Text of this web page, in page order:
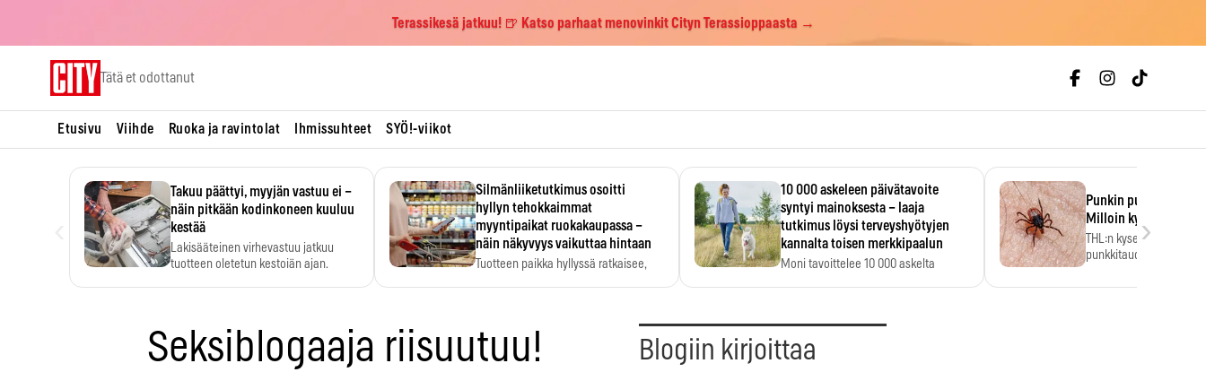
Terassikesä jatkuu! 🍺 Katso parhaat menovinkit Cityn Terassioppaasta →
Tätä et odottanut
Etusivu Viihde Ruoka ja ravintolat Ihmissuhteet SYÖ!-viikot
Takuu päättyi, myyjän vastuu ei –
näin pitkään kodinkoneen kuuluu
kestää
Lakisääteinen virhevastuu jatkuu
tuotteen oletetun kestoiän ajan.
Silmänliiketutkimus osoitti
hyllyn tehokkaimmat
myyntipaikat ruokakaupassa –
näin näkyvyys vaikuttaa hintaan
Tuotteen paikka hyllyssä ratkaisee,
10 000 askeleen päivätavoite
syntyi mainoksesta – laaja
tutkimus löysi terveyshyötyjen
kannalta toisen merkkipaalun
Moni tavoittelee 10 000 askelta
Punkin purema ja
Milloin kyse on
THL:n kyselyssä
punkkitaudin riskin noin
›
Seksiblogaaja riisuutuu! Blogiin kirjoittaa